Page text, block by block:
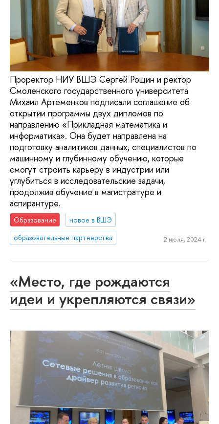
Проректор НИУ ВШЭ Сергей Рощин и ректор
Смоленского государственного университета
Михаил Артеменков подписали соглашение об
открытии программы двух дипломов по
направлению «Прикладная математика и
информатика». Она будет направлена на
подготовку аналитиков данных, специалистов по
машинному и глубинному обучению, которые
смогут строить карьеру в индустрии или
углубиться в исследовательские задачи,
продолжив обучение в магистратуре и
аспирантуре.
Образование
новое в ВШЭ
образовательные партнерства
2 июля, 2024 г.
«Место, где рождаются
идеи и укрепляются связи»